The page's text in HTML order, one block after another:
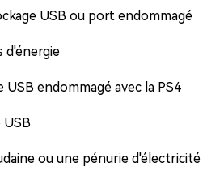
USB ou port endommagé
d'énergie
USB endommagé avec la PS4
USB
ou une pénurie d'électricité